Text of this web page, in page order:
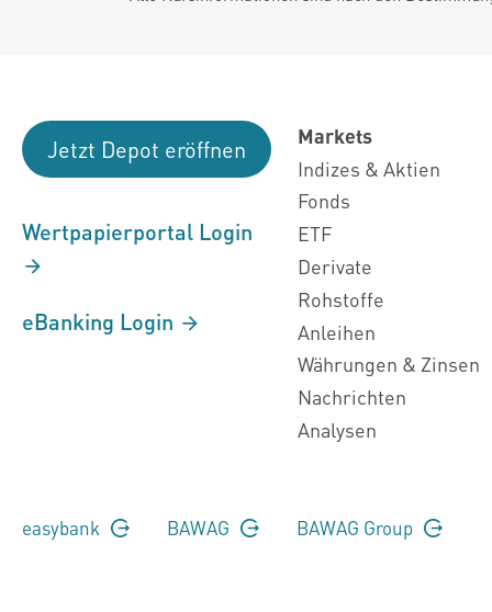
Jetzt Depot eröffnen
Wertpapierportal Login
eBanking Login
Markets
Indizes & Aktien
Fonds
ETF
Derivate
Rohstoffe
Anleihen
Währungen & Zinsen
Nachrichten
Analysen
easybank BAWAG BAWAG Group